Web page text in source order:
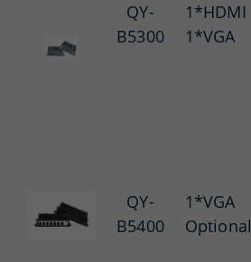
QY-
B5300
1*HDMI
1*VGA
QY-
B5400
1*VGA
Optional